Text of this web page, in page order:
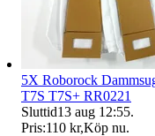
5X Roborock
T7S T7S+ RR0221
Sluttid13 aug 12:55.
Pris:110 kr,Köp nu.